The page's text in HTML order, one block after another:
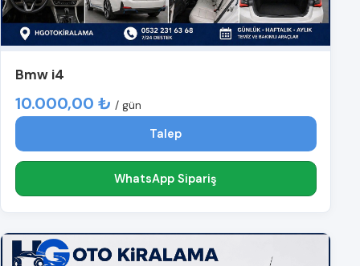
Bmw i4
10.000,00 ₺ / gün
Talep
WhatsApp Sipariş